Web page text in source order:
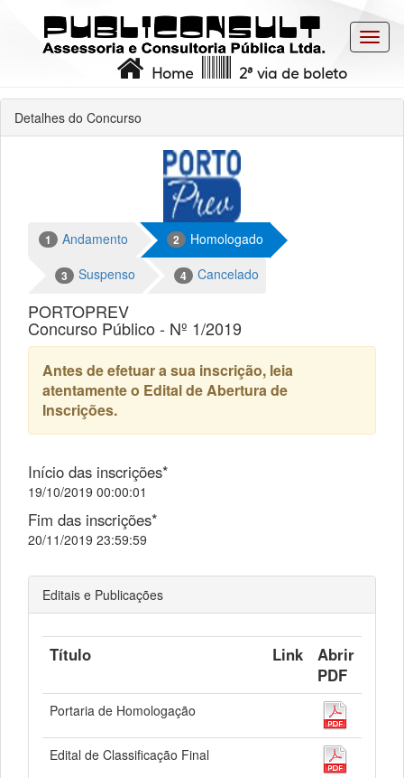
2ª via de boleto
Home
Detalhes do Concurso
1 Andamento 2 Homologado
3 Suspenso 4 Cancelado
PORTOPREV
Concurso Público - Nº 1/2019
Antes de efetuar a sua inscrição, leia
atentamente o Edital de Abertura de
Inscrições.
Início das inscrições*
19/10/2019 00:00:01
Fim das inscrições*
20/11/2019 23:59:59
Editais e Publicações
Título Link
Abrir
PDF
Portaria de Homologação
Edital de Classificação Final